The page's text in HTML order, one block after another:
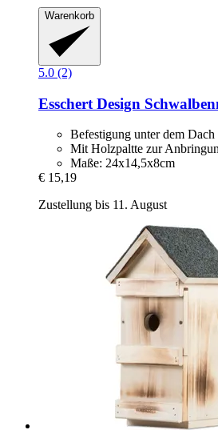
Warenkorb
5.0 (2)
Esschert Design
Befestigung unter dem Dach
Mit Holzpaltte zur
Maße: 24x14,5x8cm
€ 15,19
Zustellung bis 11. August